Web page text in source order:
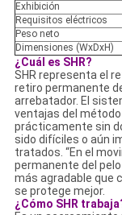
Exhibición
Requisitos eléctricos
Peso neto
Dimensiones (WxDxH)
¿Cuál es SHR?
SHR representa el
retiro permanente
arrebatador. El
ventajas del
prácticamente sin
sido difíciles o aún
tratados. “En el
permanente del
más agradable que
se protege mejor.
¿Cómo SHR